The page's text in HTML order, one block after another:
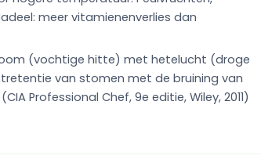
meer vitamienenverlies dan
(vochtige hitte) met hetelucht (droge
van stomen met de bruining van
Professional Chef, 9e editie, Wiley, 2011)